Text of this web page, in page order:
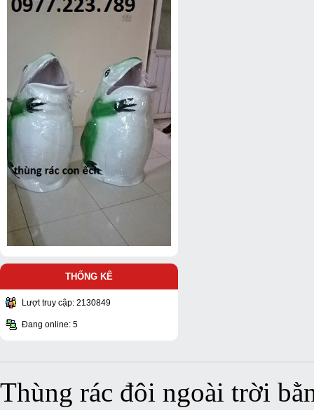
THỐNG KÊ
Lượt truy cập: 2130849
Đang online: 5
Thùng rác đôi ngoài trời